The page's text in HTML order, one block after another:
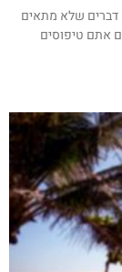
שלא מתאים
אתם טיפוסים